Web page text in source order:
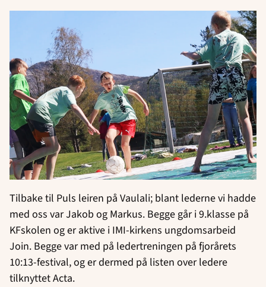
Tilbake til Puls leiren på Vaulali; blant lederne vi hadde
med oss var Jakob og Markus. Begge går i 9.klasse på
KFskolen og er aktive i IMI-kirkens ungdomsarbeid
Join. Begge var med på ledertreningen på fjorårets
10:13-festival, og er dermed på listen over ledere
tilknyttet Acta.